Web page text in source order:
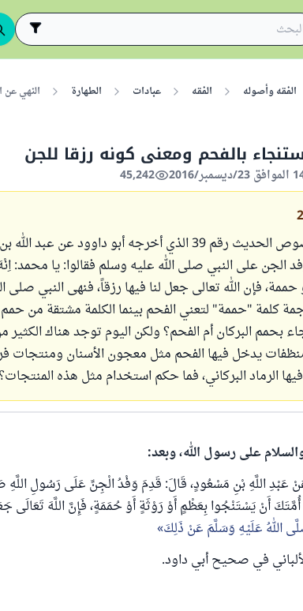
الفقه وأصوله الفقه عبادات الطهارة النهي عن
بالفحم ومعنى كونه رزقا للجن
45,242
عندي سؤال بخصوص الحديث رقم 39 الذي أخرجه أبو داوود
الجن على النبي صلى الله عليه وسلم فقالوا: يا محمد:
حممة، فإن الله تعالى جعل لنا فيها رزقاً، فنهى النبي
كلمة "حممة" لتعني الفحم بينما الكلمة مشتقة من حمم
بحمم البركان أم الفحم؟ ولكن اليوم توجد هناك الكثير
يدخل فيها الفحم مثل معجون الأسنان ومنتجات
الرماد البركاني، فما حكم استخدام مثل هذه
على رسول الله، وبعد:
أبو داود (39) عَنْ عَبْدِ اللَّهِ بْنِ مَسْعُودٍ، قَالَ: قَدِمَ وَفْدُ الْجِنِّ عَلَى رَسُولِ
أُمَّتَكَ أَنْ يَسْتَنْجُوا بِعَظْمٍ أَوْ رَوْثَةٍ أَوْ حُمَمَةٍ، فَإِنَّ اللَّهَ تَعَالَى
اللهُ عَلَيْهِ وَسَلَّمَ عَنْ ذَلِكَ
في صحيح أبي داود.